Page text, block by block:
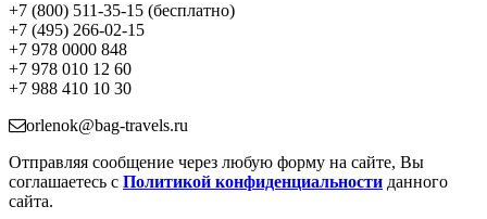
+7 (800) 511-35-15 (бесплатно)
+7 (495) 266-02-15
+7 978 0000 848
+7 978 010 12 60
+7 988 410 10 30
orlenok@bag-travels.ru
Отправляя сообщение через любую форму на сайте, Вы
соглашаетесь с Политикой конфиденциальности данного
сайта.